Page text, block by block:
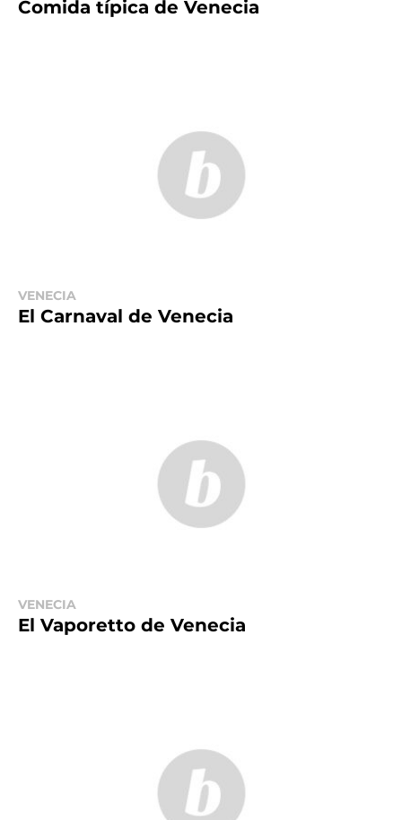
Comida típica de Venecia
VENECIA
El Carnaval de Venecia
VENECIA
El Vaporetto de Venecia